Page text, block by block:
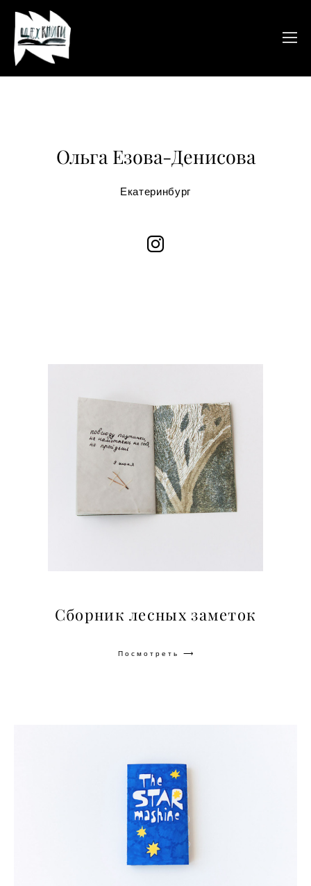
Ольга Езова-Денисова
Екатеринбург
Сборник лесных заметок
Посмотреть ⟶